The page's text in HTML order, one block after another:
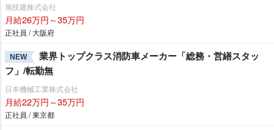
旭技建株式会社
月給26万円～35万円
正社員 / 大阪府
NEW
業界トップクラス消防車メーカー「総務・営繕スタッ
フ」/転勤無
日本機械工業株式会社
月給22万円～35万円
正社員 / 東京都